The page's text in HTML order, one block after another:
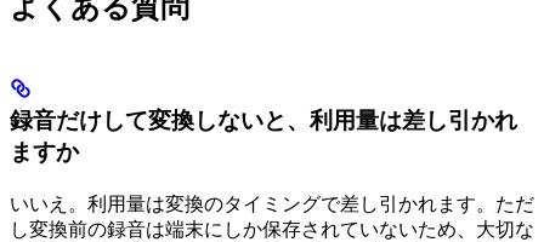
よくある質問
録音だけして変換しないと、利用量は差し引かれ
ますか
いいえ。利用量は変換のタイミングで差し引かれます。ただ
し変換前の録音は端末にしか保存されていないため、大切な